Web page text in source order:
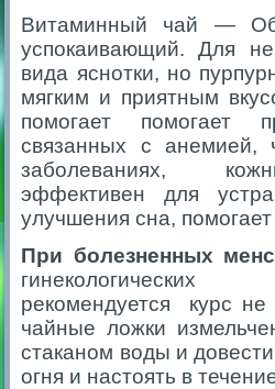
Витаминный чай —
успокаивающий. Для
вида яснотки, но
мягким и приятным
помогает помогает
связанных с анемией,
заболеваниях,
эффективен для
улучшения сна, помогает
При болезненных
рекомендуется курс
чайные ложки
стаканом воды и
огня и настоять в